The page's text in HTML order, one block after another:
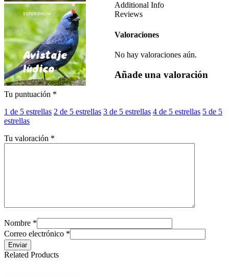
Additional Info
Reviews
Valoraciones
No hay valoraciones aún.
Añade una valoración
Tu puntuación *
1 de 5 estrellas 2 de 5 estrellas 3 de 5 estrellas 4 de 5 estrellas 5 de 5
estrellas
Tu valoración *
Nombre *
Correo electrónico *
Enviar
Related Products